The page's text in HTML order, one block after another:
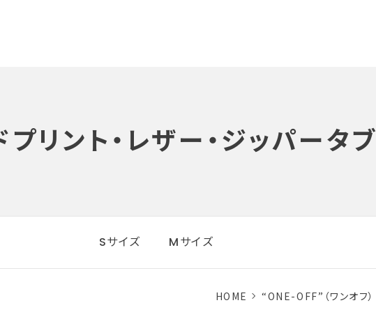
プリント・レザー・ジッパータブ
Sサイズ Mサイズ
HOME “ONE-OFF”（ワンオフ）